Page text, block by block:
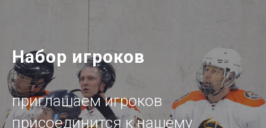
Набор игроков
приглашаем игроков
присоединится к нашему